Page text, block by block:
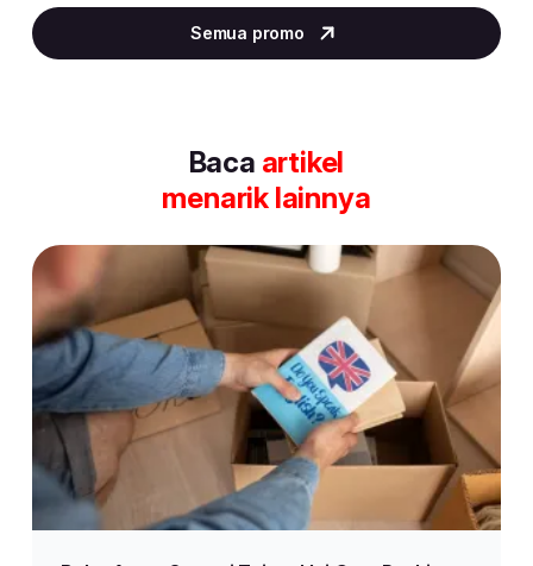
2
of
Semua promo
Baca artikel
menarik lainnya